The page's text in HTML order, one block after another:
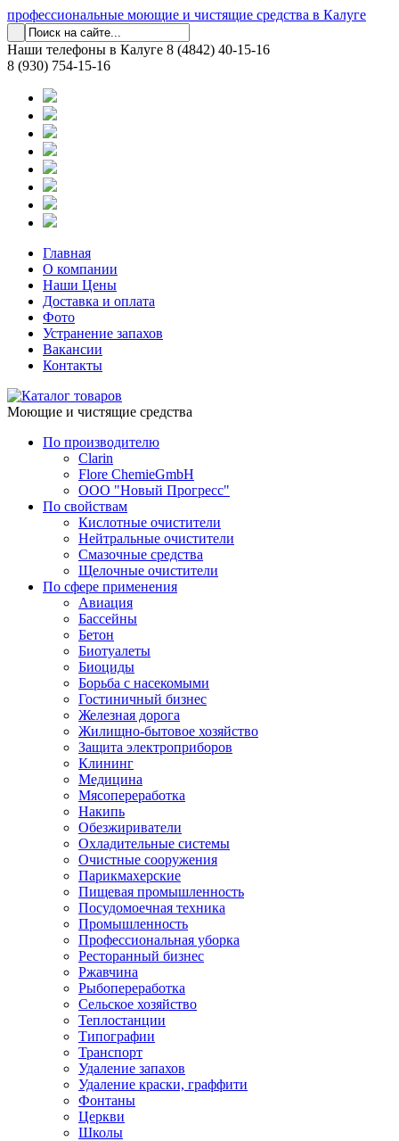
профессиональные моющие и чистящие средства в Калуге
Наши телефоны в Калуге 8 (4842) 40-15-16
8 (930) 754-15-16
Главная
О компании
Наши Цены
Доставка и оплата
Фото
Устранение запахов
Вакансии
Контакты
Моющие и чистящие средства
По производителю
Clarin
Flore ChemieGmbH
ООО "Новый Прогресс"
По свойствам
Кислотные очистители
Нейтральные очистители
Смазочные средства
Щелочные очистители
По сфере применения
Авиация
Бассейны
Бетон
Биотуалеты
Биоциды
Борьба с насекомыми
Гостиничный бизнес
Железная дорога
Жилищно-бытовое хозяйство
Защита электроприборов
Клининг
Медицина
Мясопереработка
Накипь
Обезжириватели
Охладительные системы
Очистные сооружения
Парикмахерские
Пищевая промышленность
Посудомоечная техника
Промышленность
Профессиональная уборка
Ресторанный бизнес
Ржавчина
Рыбопереработка
Сельское хозяйство
Теплостанции
Типографии
Транспорт
Удаление запахов
Удаление краски, граффити
Фонтаны
Церкви
Школы